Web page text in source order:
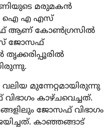
മരുമകൻ
ഐ എ എസ്
ആണ് കോൺ​ഗ്രസിൽ
ജോസഫ്
തൃക്കരിപ്പൂരിൽ
മുന്നേറ്റമായിരുന്നു
കാഴ്ചവെച്ചത്.
ജോസഫ് വിഭാഗം
കാഞ്ഞങ്ങാട്